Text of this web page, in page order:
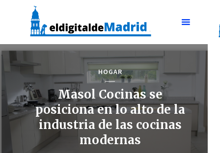
HOGAR
Masol Cocinas se
posiciona en lo alto de la
industria de las cocinas
modernas